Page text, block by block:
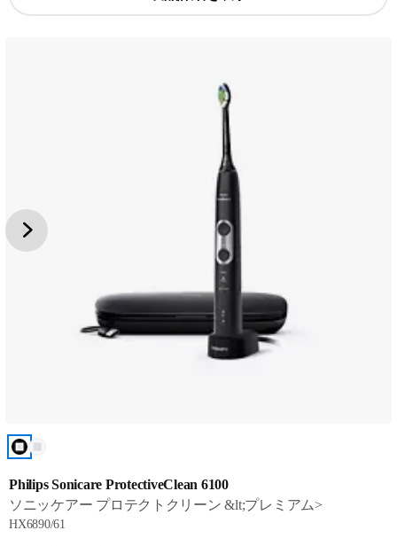
Philips Sonicare ProtectiveClean 6100
ソニッケアー プロテクトクリーン &lt;プレミアム>
HX6890/61